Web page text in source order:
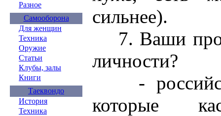
Разное
Самооборона
Для женщин
Техника
Оружие
Статьи
Клубы, залы
Книги
Таеквондо
История
Техника
сильнее).
7. Ваши
личности?
-
которые